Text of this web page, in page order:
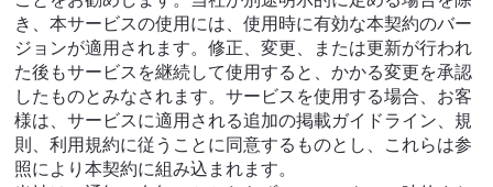
き、本サービスの使用には、使用時に有効な本契約のバー
ジョンが適用されます。修正、変更、または更新が行われ
た後もサービスを継続して使用すると、かかる変更を承認
したものとみなされます。サービスを使用する場合、お客
様は、サービスに適用される追加の掲載ガイドライン、規
則、利用規約に従うことに同意するものとし、これらは参
照により本契約に組み込まれます。